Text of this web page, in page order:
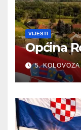
VIJESTI
Općina
5.